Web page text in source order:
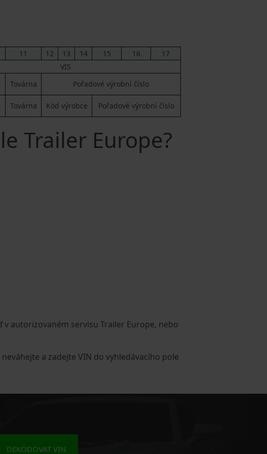
11 12 13 14 15 16
17
VIS
Továrna
Pořadové výrobní číslo
Továrna Kód výrobce Pořadové výrobní číslo
Trailer Europe?
autorizovaném servisu Trailer Europe, nebo
a zadejte VIN do vyhledávacího pole
DEKÓDOVAT VIN